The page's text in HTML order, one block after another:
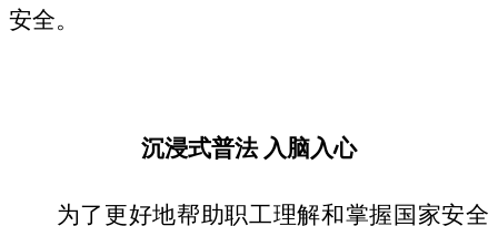
安全。
沉浸式普法 入脑入心
为了更好地帮助职工理解和掌握国家安全